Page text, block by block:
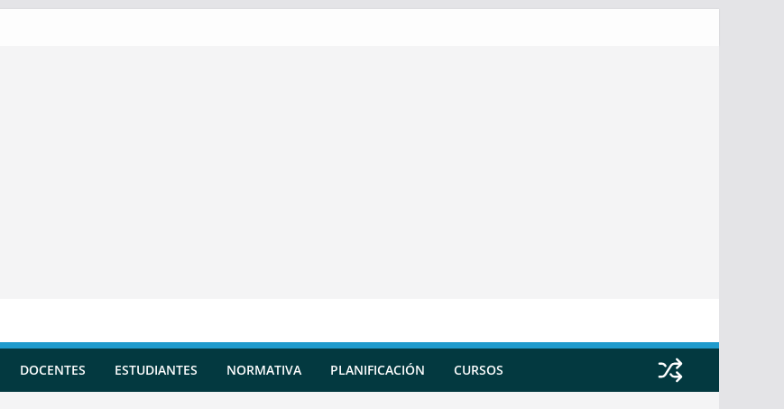
DOCENTES ESTUDIANTES NORMATIVA PLANIFICACIÓN CURSOS